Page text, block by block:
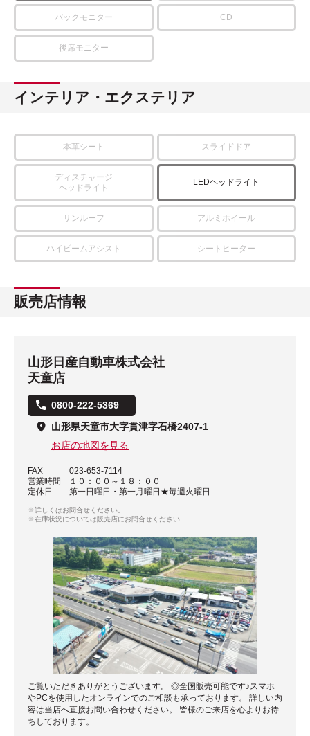
バックモニター CD
後席モニター
インテリア・エクステリア
本革シート スライドドア
ディスチャージ
ヘッドライト
LEDヘッドライト
サンルーフ アルミホイール
ハイビームアシスト シートヒーター
販売店情報
山形日産自動車株式会社
天童店
0800-222-5369
山形県天童市大字貫津字石橋2407-1
お店の地図を見る
FAX
023-653-7114
営業時間
１０：００～１８：００
定休日
第一日曜日・第一月曜日★毎週火曜日
※詳しくはお問合せください。
※在庫状況については販売店にお問合せください
ご覧いただきありがとうございます。 ◎全国販売可能です♪スマホ
やPCを使用したオンラインでのご相談も承っております。 詳しい内
容は当店へ直接お問い合わせください。 皆様のご来店を心よりお待
ちしております。